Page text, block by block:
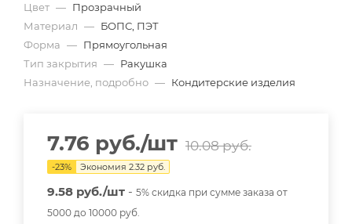
Цвет — Прозрачный
Материал — БОПС, ПЭТ
Форма — Прямоугольная
Тип закрытия — Ракушка
Назначение, подробно — Кондитерские изделия
7.76 руб./шт 10.08руб.
-23% Экономия 2.32 руб.
9.58 руб./шт - 5% скидка при сумме заказа от
5000 до 10000 руб.